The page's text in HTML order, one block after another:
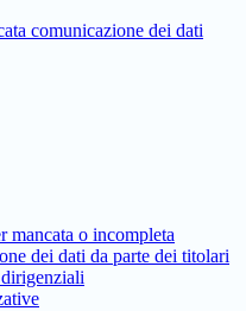
comunicazione dei dati
mancata o incompleta
dei dati da parte dei titolari